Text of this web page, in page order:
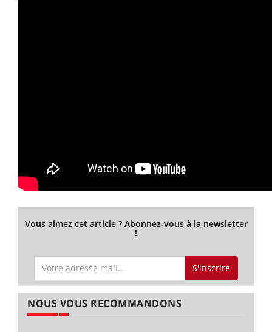
Vous aimez cet article ? Abonnez-vous à la newsletter
!
S'inscrire
NOUS VOUS RECOMMANDONS